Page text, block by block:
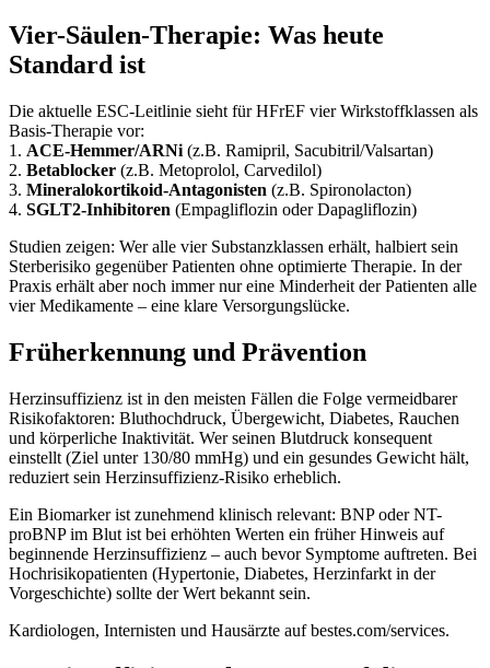
Vier-Säulen-Therapie: Was heute
Standard ist
Die aktuelle ESC-Leitlinie sieht für HFrEF vier Wirkstoffklassen als
Basis-Therapie vor:
1. ACE-Hemmer/ARNi (z.B. Ramipril, Sacubitril/Valsartan)
2. Betablocker (z.B. Metoprolol, Carvedilol)
3. Mineralokortikoid-Antagonisten (z.B. Spironolacton)
4. SGLT2-Inhibitoren (Empagliflozin oder Dapagliflozin)
Studien zeigen: Wer alle vier Substanzklassen erhält, halbiert sein
Sterberisiko gegenüber Patienten ohne optimierte Therapie. In der
Praxis erhält aber noch immer nur eine Minderheit der Patienten alle
vier Medikamente – eine klare Versorgungslücke.
Früherkennung und Prävention
Herzinsuffizienz ist in den meisten Fällen die Folge vermeidbarer
Risikofaktoren: Bluthochdruck, Übergewicht, Diabetes, Rauchen
und körperliche Inaktivität. Wer seinen Blutdruck konsequent
einstellt (Ziel unter 130/80 mmHg) und ein gesundes Gewicht hält,
reduziert sein Herzinsuffizienz-Risiko erheblich.
Ein Biomarker ist zunehmend klinisch relevant: BNP oder NT-
proBNP im Blut ist bei erhöhten Werten ein früher Hinweis auf
beginnende Herzinsuffizienz – auch bevor Symptome auftreten. Bei
Hochrisikopatienten (Hypertonie, Diabetes, Herzinfarkt in der
Vorgeschichte) sollte der Wert bekannt sein.
Kardiologen, Internisten und Hausärzte auf bestes.com/services.